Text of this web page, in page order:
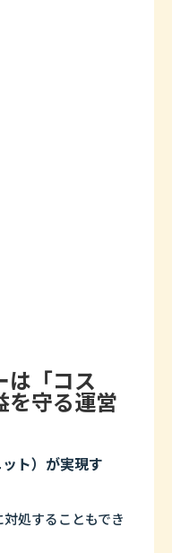
は「コス
を守る運営
ト）が実現す
処することもでき